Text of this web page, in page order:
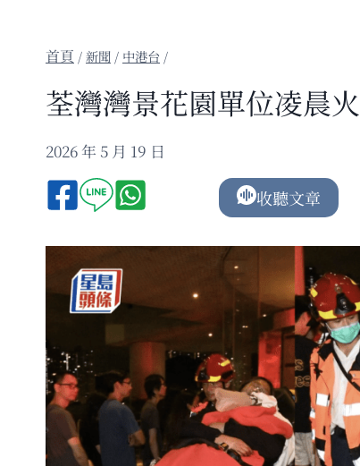
/新聞 / 中港台 /
荃灣灣景花園單位凌晨
2026 年 5 月 19 日
收聽文章